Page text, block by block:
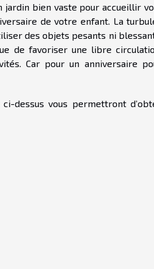
jardin bien vaste pour accueillir
de votre enfant. La
des objets pesants ni
de favoriser une libre
Car pour un anniversaire
dessus vous permettront